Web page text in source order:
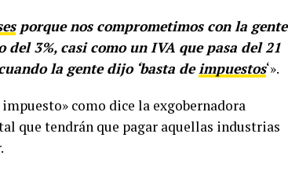
porque nos comprometimos con la gente
del 3%, casi como un IVA que pasa del 21
la gente dijo ‘basta deimpuestos‘».
como dice la exgobernadora
que tendrán que pagar aquellas industrias